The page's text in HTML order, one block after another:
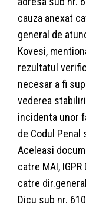
cauza anexat
general de
Kovesi,
rezultatul
necesar a fi
vederea
incidenta unor
de Codul
Aceleasi
catre MAI,
catre
Dicu sub nr.